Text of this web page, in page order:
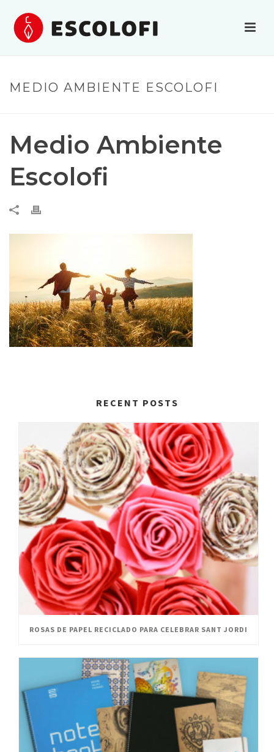
MEDIO AMBIENTE ESCOLOFI
Medio Ambiente
Escolofi
RECENT POSTS
ROSAS DE PAPEL RECICLADO PARA CELEBRAR SANT JORDI